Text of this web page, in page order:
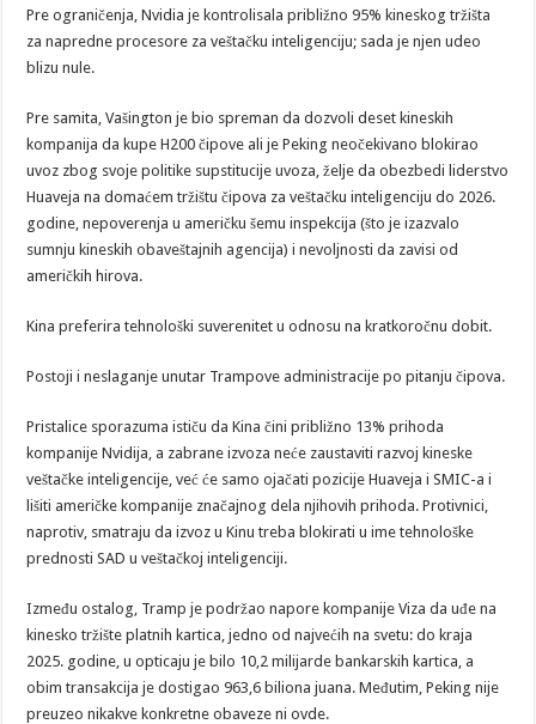
Pre ograničenja, Nvidia je kontrolisala približno 95% kineskog tržišta
za napredne procesore za veštačku inteligenciju; sada je njen udeo
blizu nule.
Pre samita, Vašington je bio spreman da dozvoli deset kineskih
kompanija da kupe H200 čipove ali je Peking neočekivano blokirao
uvoz zbog svoje politike supstitucije uvoza, želje da obezbedi liderstvo
Huaveja na domaćem tržištu čipova za veštačku inteligenciju do 2026.
godine, nepoverenja u američku šemu inspekcija (što je izazvalo
sumnju kineskih obaveštajnih agencija) i nevoljnosti da zavisi od
američkih hirova.
Kina preferira tehnološki suverenitet u odnosu na kratkoročnu dobit.
Postoji i neslaganje unutar Trampove administracije po pitanju čipova.
Pristalice sporazuma ističu da Kina čini približno 13% prihoda
kompanije Nvidija, a zabrane izvoza neće zaustaviti razvoj kineske
veštačke inteligencije, već će samo ojačati pozicije Huaveja i SMIC-a i
lišiti američke kompanije značajnog dela njihovih prihoda. Protivnici,
naprotiv, smatraju da izvoz u Kinu treba blokirati u ime tehnološke
prednosti SAD u veštačkoj inteligenciji.
Između ostalog, Tramp je podržao napore kompanije Viza da uđe na
kinesko tržište platnih kartica, jedno od najvećih na svetu: do kraja
2025. godine, u opticaju je bilo 10,2 milijarde bankarskih kartica, a
obim transakcija je dostigao 963,6 biliona juana. Međutim, Peking nije
preuzeo nikakve konkretne obaveze ni ovde.